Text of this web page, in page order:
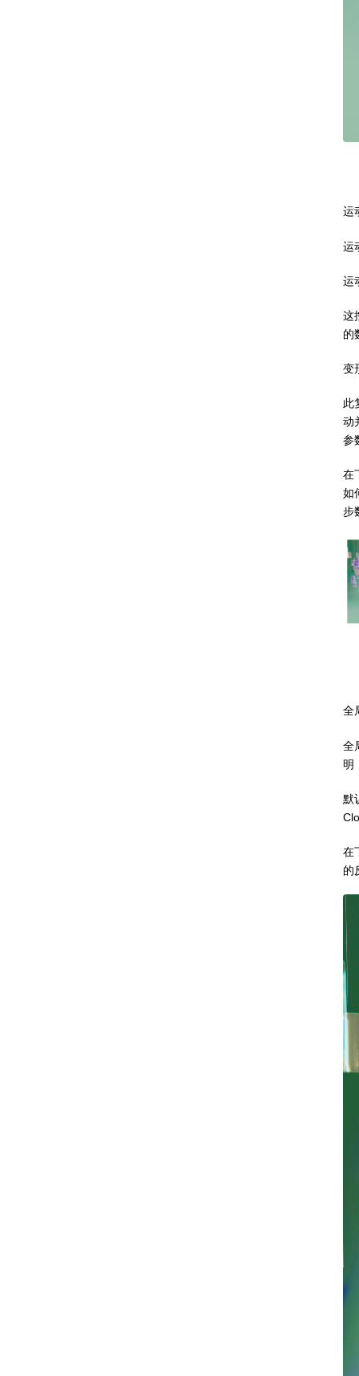
运
运
运
这
的
变
此
动
参
在
如
步
全
全
明
默
在
的